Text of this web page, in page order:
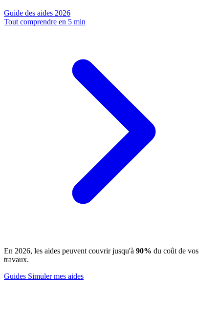
Guide des aides 2026
Tout comprendre en 5 min
En 2026, les aides peuvent couvrir jusqu'à 90% du coût de vos
travaux.
Guides Simuler mes aides